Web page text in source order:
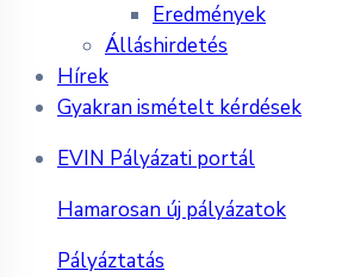
Eredmények
Álláshirdetés
Hírek
Gyakran ismételt kérdések
EVIN Pályázati portál
Hamarosan új pályázatok
Pályáztatás